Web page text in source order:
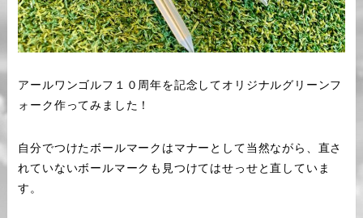
アールワンゴルフ１０周年を記念してオリジナルグリーンフ
ォーク作ってみました！
自分でつけたボールマークはマナーとして当然ながら、直さ
れていないボールマークも見つけてはせっせと直していま
す。